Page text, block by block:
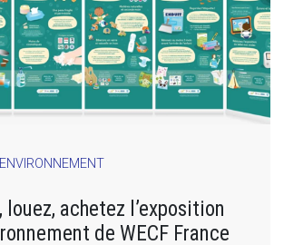
louez, achetez l’exposition
de WECF France